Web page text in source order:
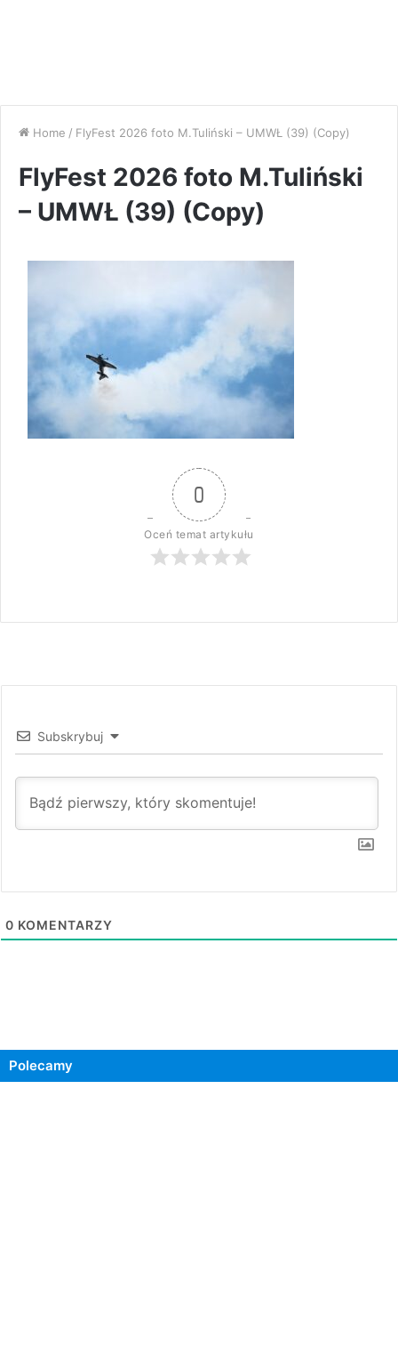
Home / FlyFest 2026 foto M.Tuliński – UMWŁ (39) (Copy)
FlyFest 2026 foto M.Tuliński
– UMWŁ (39) (Copy)
0
Oceń temat artykułu
Subskrybuj
0 KOMENTARZY
Polecamy